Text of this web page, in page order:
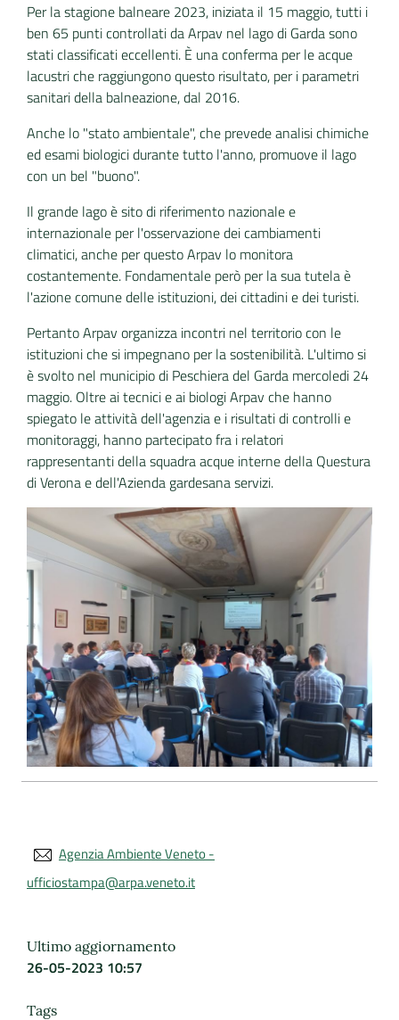
Per la stagione balneare 2023, iniziata il 15 maggio, tutti i
ben 65 punti controllati daArpav nel lago di Garda sono
stati classificati eccellenti. È una conferma per le acque
lacustri che raggiungono questo risultato, per i parametri
sanitari della balneazione, dal 2016.
Anche lo "stato ambientale", che prevede analisi chimiche
ed esami biologici durante tutto l'anno, promuove il lago
con un bel "buono".
Il grande lago è sito di riferimento nazionale e
internazionale per l'osservazione dei cambiamenti
climatici, anche per questo Arpav lo monitora
costantemente. Fondamentale però per la sua tutela è
l'azione comune delle istituzioni, dei cittadini e dei turisti.
Pertanto Arpav organizza incontri nel territorio con le
istituzioni che si impegnano per la sostenibilità. L'ultimo si
è svolto nel municipio di Peschiera del Garda mercoledi 24
maggio. Oltre ai tecnici e ai biologi Arpav che hanno
spiegato le attività dell'agenzia e i risultati di controlli e
monitoraggi, hanno partecipato fra i relatori
rappresentanti della squadra acque interne della Questura
di Verona e dell'Azienda gardesana servizi.
Agenzia Ambiente Veneto -
ufficiostampa@arpa.veneto.it
Ultimo aggiornamento
26-05-2023 10:57
Tags